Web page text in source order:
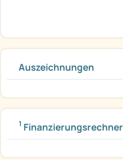
Auszeichnungen
1 Finanzierungsrechner